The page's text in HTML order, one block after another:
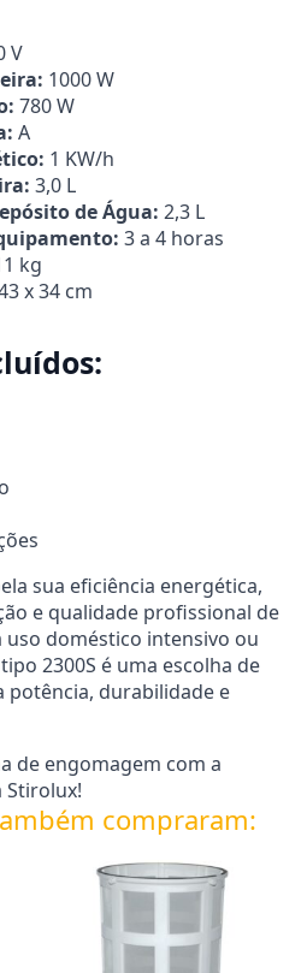
V
1000 W
780 W
A
1 KW/h
3,0 L
de Água: 2,3 L
3 a 4 horas
kg
x 34 cm
sua eficiência energética,
e qualidade profissional de
uso doméstico intensivo ou
2300S é uma escolha de
potência, durabilidade e
de engomagem com a
Stirolux!
compraram: